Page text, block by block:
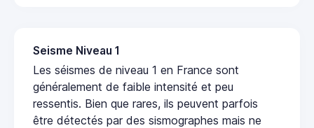
Seisme Niveau 1
Les séismes de niveau 1 en France sont
généralement de faible intensité et peu
ressentis. Bien que rares, ils peuvent parfois
être détectés par des sismographes mais ne